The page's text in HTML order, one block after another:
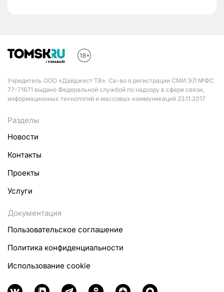
Учредитель ООО «Дайджест ТВ». Св-во о регистрации СМИ ЭЛ №ФС
77-71671 выдано Федеральной службой по надзору в сфере связи,
информационных технологий и массовых коммуникаций 23.11.2017
Разделы
Новости
Контакты
Проекты
Услуги
Документация
Пользовательское соглашение
Политика конфиденциальности
Использование cookie